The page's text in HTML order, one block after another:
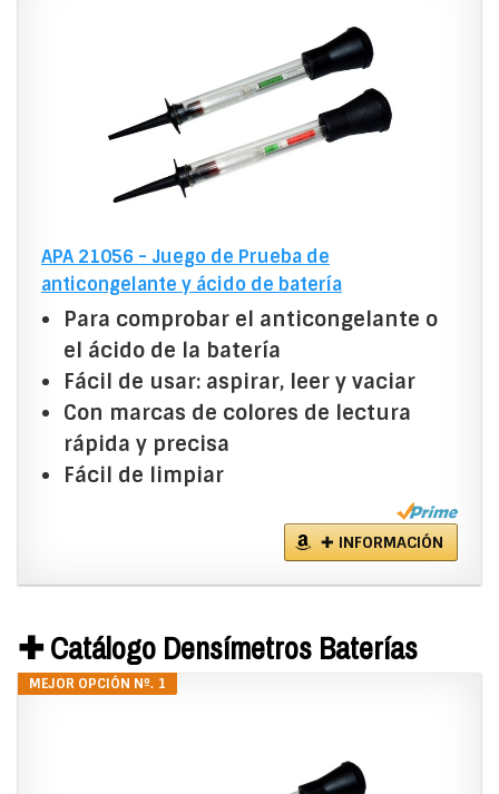
APA 21056 - Juego de Prueba de
anticongelante y ácido de batería
Para comprobar el anticongelante o
el ácido de la batería
Fácil de usar: aspirar, leer y vaciar
Con marcas de colores de lectura
rápida y precisa
Fácil de limpiar
✚ INFORMACIÓN
✚ Catálogo Densímetros Baterías
MEJOR OPCIÓN Nº. 1